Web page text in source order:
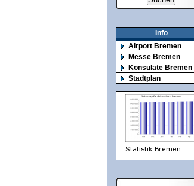
Info
Airport Bremen
Messe Bremen
Konsulate Bremen
Stadtplan